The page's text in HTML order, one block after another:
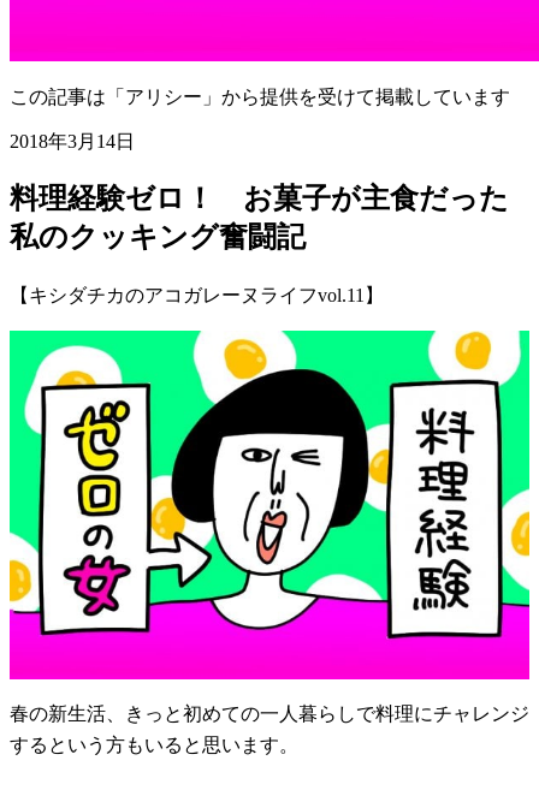
この記事は「アリシー」から提供を受けて掲載しています
2018年3月14日
料理経験ゼロ！ お菓子が主食だった
私のクッキング奮闘記
【キシダチカのアコガレーヌライフvol.11】
春の新生活、きっと初めての一人暮らしで料理にチャレンジ
するという方もいると思います。